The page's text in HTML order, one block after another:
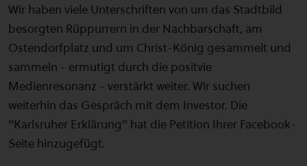
Wir haben viele Unterschriften von um das Stadtbild
besorgten Rüppurrern in der Nachbarschaft, am
Ostendorfplatz und um Christ-König gesammelt und
sammeln - ermutigt durch die positvie
Medienresonanz - verstärkt weiter. Wir suchen
weiterhin das Gespräch mit dem Investor. Die
"Karlsruher Erklärung" hat die Petition Ihrer Facebook-
Seite hinzugefügt.